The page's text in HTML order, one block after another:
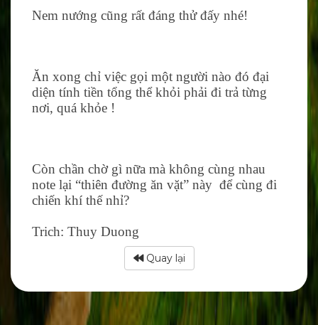
Nem nướng cũng rất đáng thử đấy nhé!
Ăn xong chỉ việc gọi một người nào đó đại
diện tính tiền tổng thể khỏi phải đi trả từng
nơi, quá khỏe !
Còn chần chờ gì nữa mà không cùng nhau
note lại “thiên đường ăn vặt” này để cùng đi
chiến khí thế nhỉ?
Trich: Thuy Duong
Quay lại